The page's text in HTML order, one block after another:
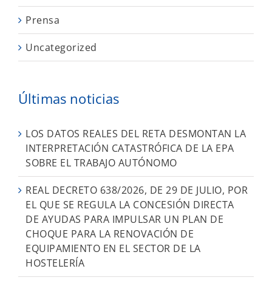
Prensa
Uncategorized
Últimas noticias
LOS DATOS REALES DEL RETA DESMONTAN LA
INTERPRETACIÓN CATASTRÓFICA DE LA EPA
SOBRE EL TRABAJO AUTÓNOMO
REAL DECRETO 638/2026, DE 29 DE JULIO, POR
EL QUE SE REGULA LA CONCESIÓN DIRECTA
DE AYUDAS PARA IMPULSAR UN PLAN DE
CHOQUE PARA LA RENOVACIÓN DE
EQUIPAMIENTO EN EL SECTOR DE LA
HOSTELERÍA